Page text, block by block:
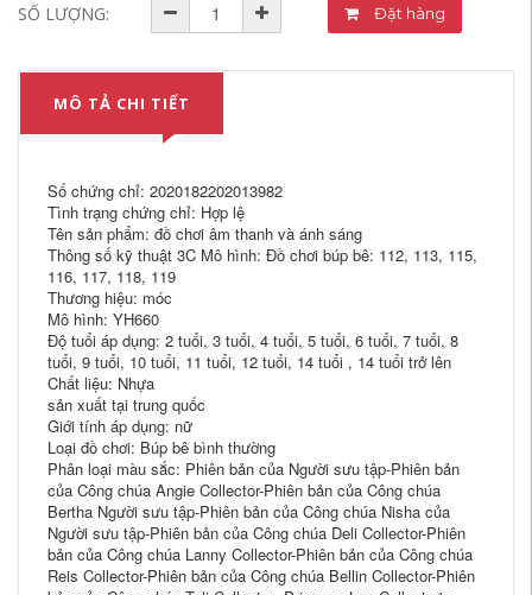
SỐ LƯỢNG: Đặt hàng
MÔ TẢ CHI TIẾT
Số chứng chỉ: 2020182202013982
Tình trạng chứng chỉ: Hợp lệ
Tên sản phẩm: đồ chơi âm thanh và ánh sáng
Thông số kỹ thuật 3C Mô hình: Đồ chơi búp bê: 112, 113, 115,
116, 117, 118, 119
Thương hiệu: móc
Mô hình: YH660
Độ tuổi áp dụng: 2 tuổi, 3 tuổi, 4 tuổi, 5 tuổi, 6 tuổi, 7 tuổi, 8
tuổi, 9 tuổi, 10 tuổi, 11 tuổi, 12 tuổi, 14 tuổi , 14 tuổi trở lên
Chất liệu: Nhựa
sản xuất tại trung quốc
Giới tính áp dụng: nữ
Loại đồ chơi: Búp bê bình thường
Phân loại màu sắc: Phiên bản của Người sưu tập-Phiên bản
của Công chúa Angie Collector-Phiên bản của Công chúa
Bertha Người sưu tập-Phiên bản của Công chúa Nisha của
Người sưu tập-Phiên bản của Công chúa Deli Collector-Phiên
bản của Công chúa Lanny Collector-Phiên bản của Công chúa
Reis Collector-Phiên bản của Công chúa Bellin Collector-Phiên